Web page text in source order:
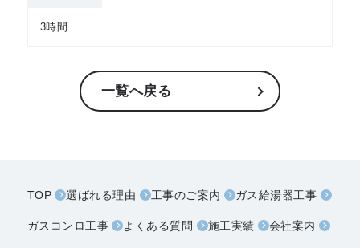
3時間
一覧へ戻る
TOP 選ばれる理由 工事のご案内 ガス給湯器工事
ガスコンロ工事 よくある質問 施工実績 会社案内